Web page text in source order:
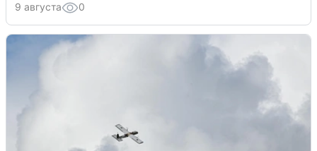
9 августа 0